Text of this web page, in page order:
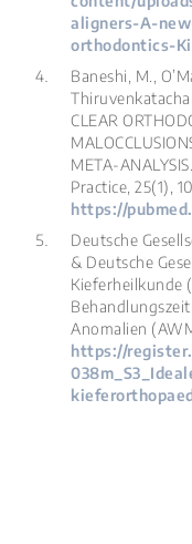
aligners-A-
orthodontics-
Baneshi, M.,
CLEAR
META-ANALYSIS.
Practice 25(1),
https://
Deutsche
& Deutsche
Kieferheilkunde
Anomalien
https://